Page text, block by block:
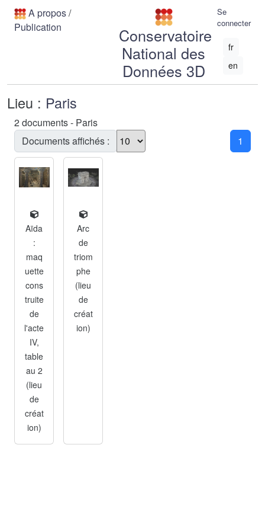
A propos/
Publication
Conservatoire
National des
Données 3D
Se
connecter
fr
en
Lieu : Paris
2 documents - Paris
Documents affichés :
1
Aïda
:
maq
uette
cons
truite
de
l'acte
IV,
table
au 2
(lieu
de
créat
ion)
Arc
de
triom
phe
(lieu
de
créat
ion)